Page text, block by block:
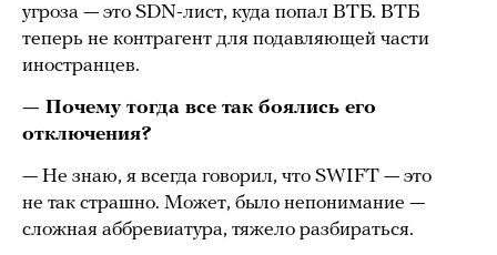
угроза — это SDN-лист, куда попал ВТБ. ВТБ
теперь не контрагент для подавляющей части
иностранцев.
— Почему тогда все так боялись его
отключения?
— Не знаю, я всегда говорил, что SWIFT — это
не так страшно. Может, было непонимание —
сложная аббревиатура, тяжело разбираться.